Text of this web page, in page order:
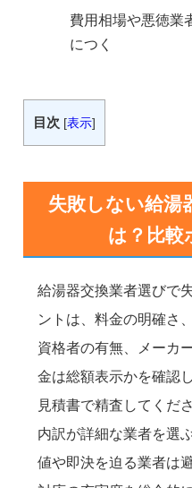
費用相場や悪徳業
につく
目次 [表示]
失敗しない給湯
は？比較
給湯器交換業者選びで
ントは、料金の明確さ
資格者の有無、メーカ
金は総額表示かを確認
見積書で精査してくだ
内訳が詳細な業者を選
値や即決を迫る業者は